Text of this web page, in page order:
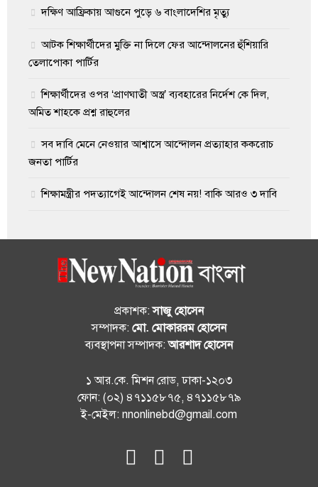
দক্ষিণ আফ্রিকায় আগুনে পুড়ে ৬ বাংলাদেশির মৃত্যু
আটক শিক্ষার্থীদের মুক্তি না দিলে ফের আন্দোলনের হুঁশিয়ারি
তেলাপোকা পার্টির
শিক্ষার্থীদের ওপর ‘প্রাণঘাতী অস্ত্র’ ব্যবহারের নির্দেশ কে দিল,
অমিত শাহকে প্রশ্ন রাহুলের
সব দাবি মেনে নেওয়ার আশ্বাসে আন্দোলন প্রত্যাহার ককরোচ
জনতা পার্টির
শিক্ষামন্ত্রীর পদত্যাগেই আন্দোলন শেষ নয়! বাকি আরও ৩ দাবি
প্রকাশক:সাজু হোসেন
সম্পাদক: মো. মোকাররম হোসেন
ব্যবস্থাপনা সম্পাদক:আরশাদ হোসেন
১ আর.কে. মিশন রোড, ঢাকা-১২০৩
ফোন: (০২) ৪৭১১৫৮৭৫, ৪৭১১৫৮৭৯
ই-মেইল: nnonlinebd@gmail.com
fab
fa-
fab
fa-